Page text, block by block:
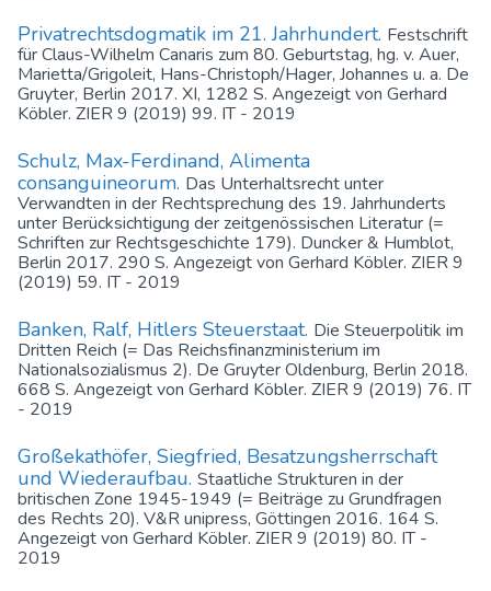
Privatrechtsdogmatik im 21. Jahrhundert. Festschrift
für Claus-Wilhelm Canaris zum 80. Geburtstag, hg. v. Auer,
Marietta/Grigoleit, Hans-Christoph/Hager, Johannes u. a. De
Gruyter, Berlin 2017. XI, 1282 S. Angezeigt von Gerhard
Köbler. ZIER 9 (2019) 99. IT - 2019
Schulz, Max-Ferdinand, Alimenta
consanguineorum. Das Unterhaltsrecht unter
Verwandten in der Rechtsprechung des 19. Jahrhunderts
unter Berücksichtigung der zeitgenössischen Literatur (=
Schriften zur Rechtsgeschichte 179). Duncker & Humblot,
Berlin 2017. 290 S. Angezeigt von Gerhard Köbler. ZIER 9
(2019) 59. IT - 2019
Banken, Ralf, Hitlers Steuerstaat. Die Steuerpolitik im
Dritten Reich (= Das Reichsfinanzministerium im
Nationalsozialismus 2). De Gruyter Oldenburg, Berlin 2018.
668 S. Angezeigt von Gerhard Köbler. ZIER 9 (2019) 76. IT
- 2019
Großekathöfer, Siegfried, Besatzungsherrschaft
und Wiederaufbau. Staatliche Strukturen in der
britischen Zone 1945-1949 (= Beiträge zu Grundfragen
des Rechts 20). V&R unipress, Göttingen 2016. 164 S.
Angezeigt von Gerhard Köbler. ZIER 9 (2019) 80. IT -
2019